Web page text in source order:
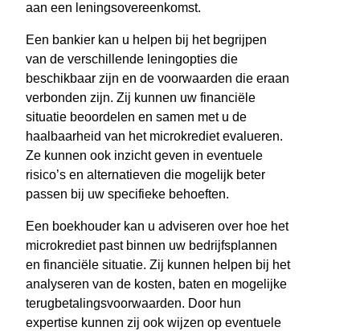
aan een leningsovereenkomst.
Een bankier kan u helpen bij het begrijpen
van de verschillende leningopties die
beschikbaar zijn en de voorwaarden die eraan
verbonden zijn. Zij kunnen uw financiële
situatie beoordelen en samen met u de
haalbaarheid van het microkrediet evalueren.
Ze kunnen ook inzicht geven in eventuele
risico’s en alternatieven die mogelijk beter
passen bij uw specifieke behoeften.
Een boekhouder kan u adviseren over hoe het
microkrediet past binnen uw bedrijfsplannen
en financiële situatie. Zij kunnen helpen bij het
analyseren van de kosten, baten en mogelijke
terugbetalingsvoorwaarden. Door hun
expertise kunnen zij ook wijzen op eventuele